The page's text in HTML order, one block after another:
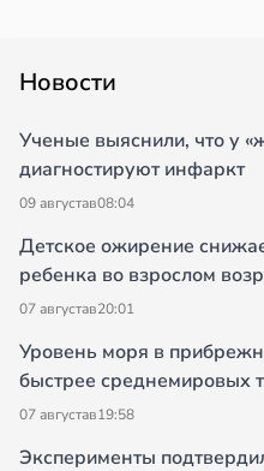
Новости
Ученые выяснили, что у
диагностируют инфаркт
09 августав08:04
Детское ожирение
ребенка во взрослом
07 августав20:01
Уровень моря в
быстрее среднемировых
07 августав19:58
Эксперименты